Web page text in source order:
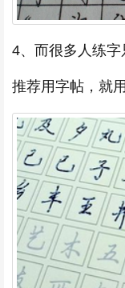
4、而很多人练
推荐用字帖，就